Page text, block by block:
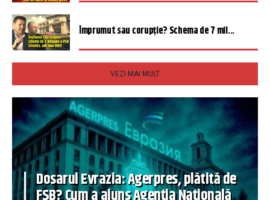
Împrumut sau corupție? Schema de 7 mil...
VEZI MAI MULT
Dosarul Evrazia: Agerpres, plătită de